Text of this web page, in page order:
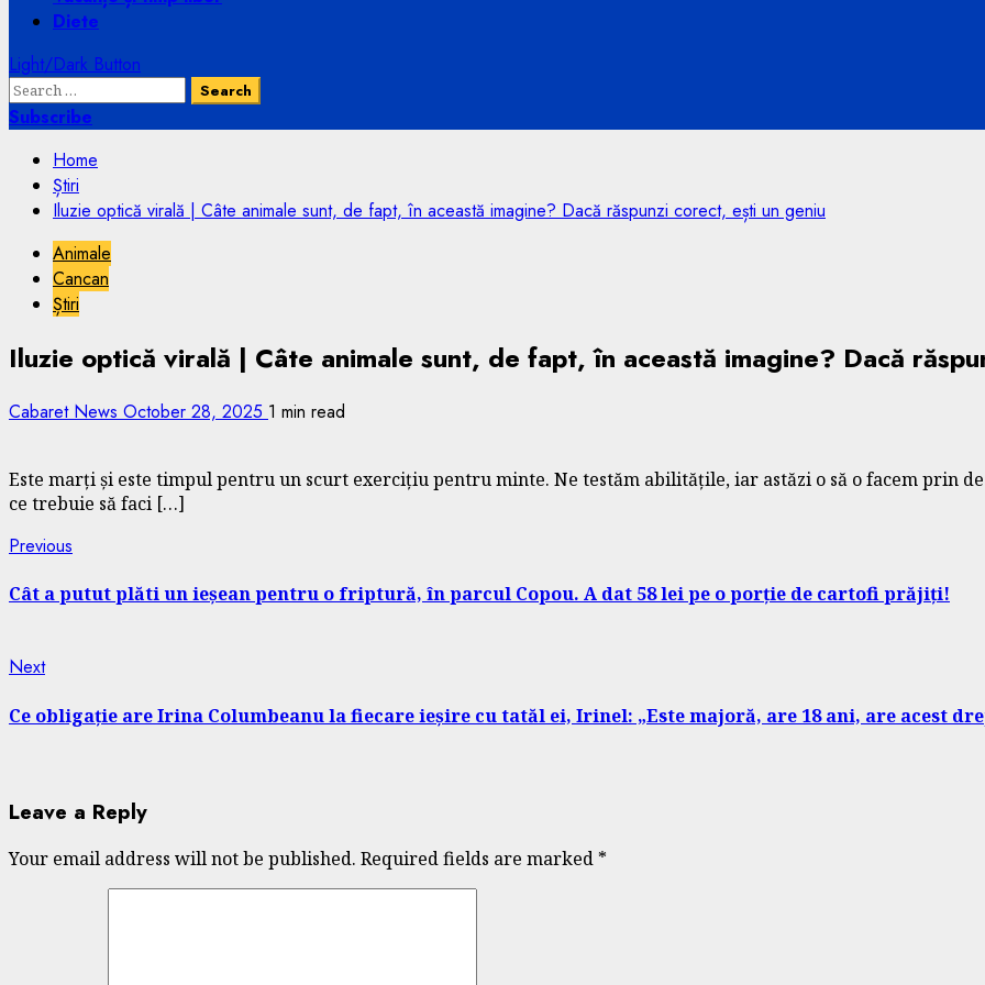
Diete
Light/Dark Button
Search
for:
Subscribe
Home
Știri
Iluzie optică virală | Câte animale sunt, de fapt, în această imagine? Dacă răspunzi corect, ești un geniu
Animale
Cancan
Știri
Iluzie optică virală | Câte animale sunt, de fapt, în această imagine? Dacă
Cabaret News October 28, 2025 1 min read
Este marți și este timpul pentru un scurt exercițiu pentru minte. Ne testăm abilitățile, iar astăzi o să o facem prin
ce trebuie să faci […]
Continue
Reading
Previous
Cât a putut plăti un ieșean pentru o friptură, în parcul Copou. A dat 58 lei pe o porție de cartofi prăjiți!
NextNext
Ce obligație are Irina Columbeanu la fiecare ieșire cu tatăl ei, Irinel: „Este majoră, are 18 ani, are acest
Leave a Reply
Your email address will not be published. Required fields are marked *